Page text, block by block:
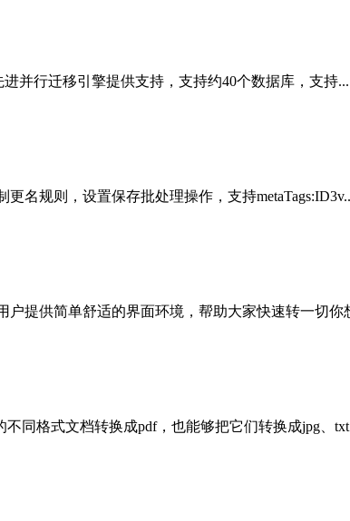
并行迁移引擎提供支持，支持约40个数据库，支持...
名规则，设置保存批处理操作，支持me
提供简单舒适的界面环境，帮助大家快速转一切你
同格式文档转换成pdf，也能够把它们转换成jpg、